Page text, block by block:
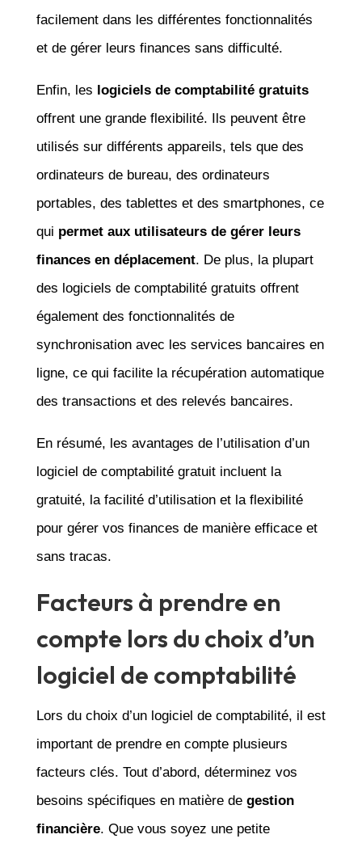
facilement dans les différentes fonctionnalités
et de gérer leurs finances sans difficulté.
Enfin, les logiciels de comptabilité gratuits
offrent une grande flexibilité. Ils peuvent être
utilisés sur différents appareils, tels que des
ordinateurs de bureau, des ordinateurs
portables, des tablettes et des smartphones, ce
qui permet aux utilisateurs de gérer leurs
finances en déplacement. De plus, la plupart
des logiciels de comptabilité gratuits offrent
également des fonctionnalités de
synchronisation avec les services bancaires en
ligne, ce qui facilite la récupération automatique
des transactions et des relevés bancaires.
En résumé, les avantages de l’utilisation d’un
logiciel de comptabilité gratuit incluent la
gratuité, la facilité d’utilisation et la flexibilité
pour gérer vos finances de manière efficace et
sans tracas.
Facteurs à prendre en
compte lors du choix d’un
logiciel de comptabilité
Lors du choix d’un logiciel de comptabilité, il est
important de prendre en compte plusieurs
facteurs clés. Tout d’abord, déterminez vos
besoins spécifiques en matière de gestion
financière. Que vous soyez une petite